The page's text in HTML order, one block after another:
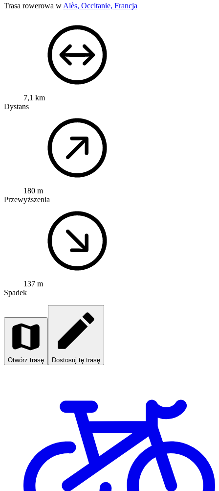
Trasa rowerowa wAlès, Occitanie, Francja
7,1 km
Dystans
180 m
Przewyższenia
137 m
Spadek
Otwórz trasę Dostosuj tę trasę